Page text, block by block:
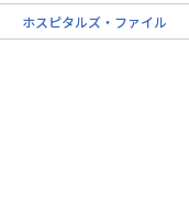
ホスピタルズ・ファイル